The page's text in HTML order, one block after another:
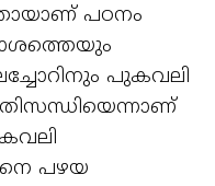
പഠനം
പുകവലി
പഴയ